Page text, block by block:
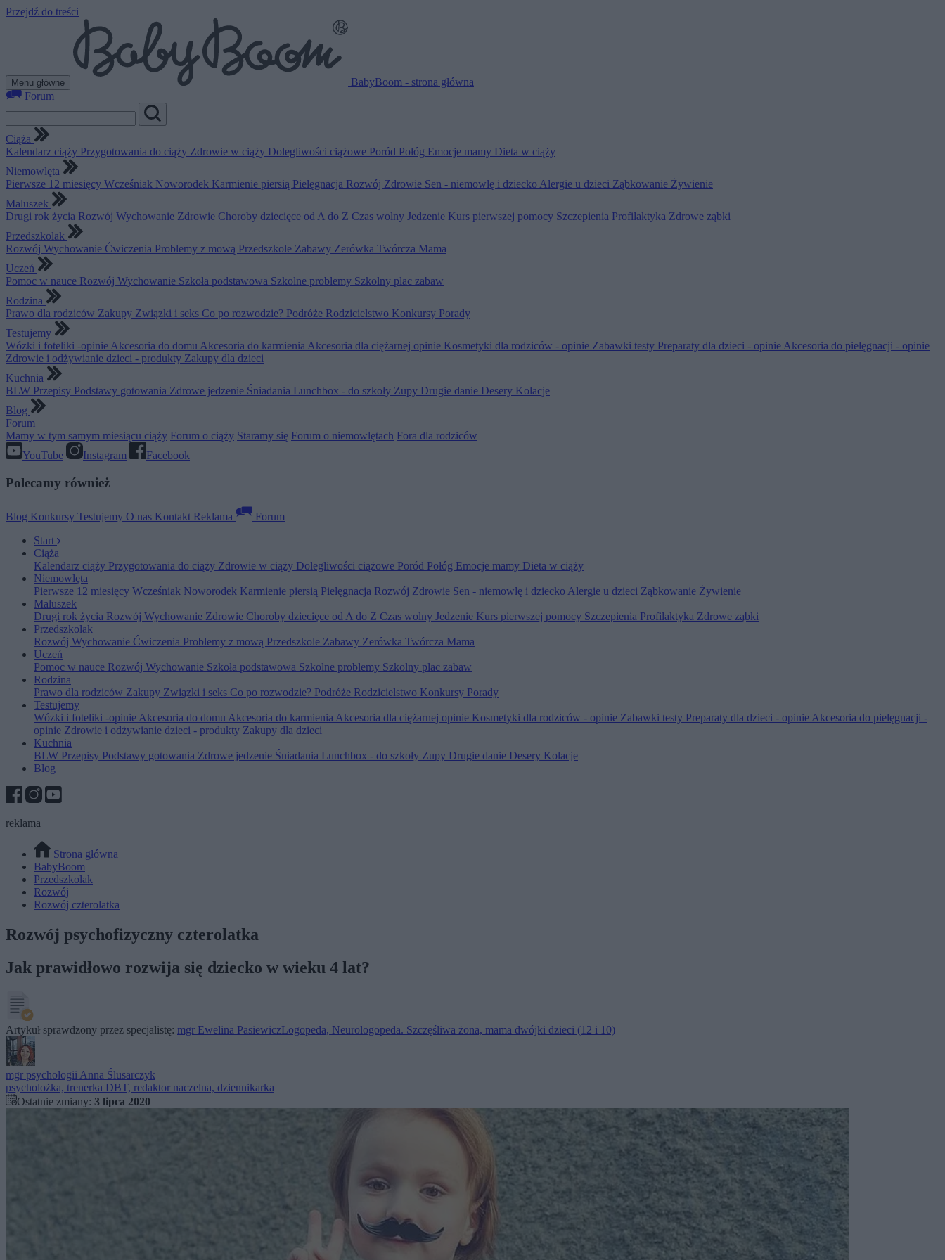
Przejdź do treści
Menu główne
BabyBoom - strona główna
Forum
Ciąża
Kalendarz ciąży Przygotowania do ciąży Zdrowie w ciąży Dolegliwości ciążowe Poród Połóg Emocje mamy Dieta w ciąży
Niemowlęta
Pierwsze 12 miesięcy Wcześniak Noworodek Karmienie piersią Pielęgnacja Rozwój Zdrowie Sen - niemowlę i dziecko Alergie u dzieci Ząbkowanie Żywienie
Maluszek
Drugi rok życia Rozwój Wychowanie Zdrowie Choroby dziecięce od A do Z Czas wolny Jedzenie Kurs pierwszej pomocy Szczepienia Profilaktyka Zdrowe ząbki
Przedszkolak
Rozwój Wychowanie Ćwiczenia Problemy z mową Przedszkole Zabawy Zerówka Twórcza Mama
Uczeń
Pomoc w nauce Rozwój Wychowanie Szkoła podstawowa Szkolne problemy Szkolny plac zabaw
Rodzina
Prawo dla rodziców Zakupy Związki i seks Co po rozwodzie? Podróże Rodzicielstwo Konkursy Porady
Testujemy
Wózki i foteliki -opinie Akcesoria do domu Akcesoria do karmienia Akcesoria dla ciężarnej opinie Kosmetyki dla rodziców - opinie Zabawki testy Preparaty dla dzieci - opinie Akcesoria do pielęgnacji - opinie
Zdrowie i odżywianie dzieci - produkty Zakupy dla dzieci
Kuchnia
BLW Przepisy Podstawy gotowania Zdrowe jedzenie Śniadania Lunchbox - do szkoły Zupy Drugie danie Desery Kolacje
Blog
Forum
Mamy w tym samym miesiącu ciąży Forum o ciąży Staramy się Forum o niemowlętach Fora dla rodziców
YouTube
Instagram Facebook
Polecamy również
Blog Konkursy Testujemy O nas Kontakt Reklama
Forum
Start
Ciąża
Kalendarz ciąży Przygotowania do ciąży Zdrowie w ciąży Dolegliwości ciążowe Poród Połóg Emocje mamy Dieta w ciąży
Niemowlęta
Pierwsze 12 miesięcy Wcześniak Noworodek Karmienie piersią Pielęgnacja Rozwój Zdrowie Sen - niemowlę i dziecko Alergie u dzieci Ząbkowanie Żywienie
Maluszek
Drugi rok życia Rozwój Wychowanie Zdrowie Choroby dziecięce od A do Z Czas wolny Jedzenie Kurs pierwszej pomocy Szczepienia Profilaktyka Zdrowe ząbki
Przedszkolak
Rozwój Wychowanie Ćwiczenia Problemy z mową Przedszkole Zabawy Zerówka Twórcza Mama
Uczeń
Pomoc w nauce Rozwój Wychowanie Szkoła podstawowa Szkolne problemy Szkolny plac zabaw
Rodzina
Prawo dla rodziców Zakupy Związki i seks Co po rozwodzie? Podróże Rodzicielstwo Konkursy Porady
Testujemy
Wózki i foteliki -opinieAkcesoria do domu Akcesoria do karmieniaAkcesoria dla ciężarnej opinie Kosmetyki dla rodziców - opinie Zabawki testy Preparaty dla dzieci - opinieAkcesoria do pielęgnacji -
opinie Zdrowie i odżywianie dzieci - produkty Zakupy dla dzieci
Kuchnia
BLW Przepisy Podstawy gotowania Zdrowe jedzenie Śniadania Lunchbox - do szkoły Zupy Drugie danie Desery Kolacje
Blog
reklama
Strona główna
BabyBoom
Przedszkolak
Rozwój
Rozwój czterolatka
Rozwój psychofizyczny czterolatka
Jak prawidłowo rozwija się dziecko w wieku 4 lat?
Artykuł sprawdzony przez specjalistę: mgr Ewelina PasiewiczLogopeda, Neurologopeda. Szczęśliwa żona, mama dwójki dzieci (12 i 10)
mgr psychologii Anna Ślusarczyk
psycholożka, trenerka DBT, redaktor naczelna, dziennikarka
Ostatnie zmiany: 3 lipca 2020